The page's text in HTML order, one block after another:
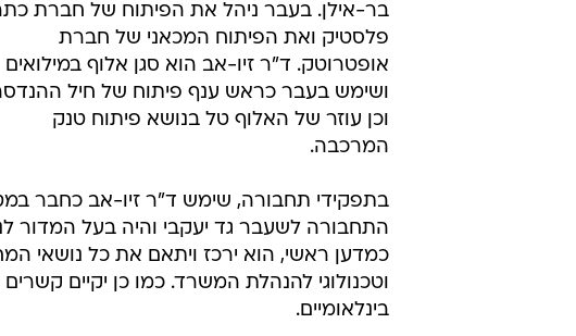
בר-אילן. בעבר ניהל את הפיתוח של חברת
פלסטיק ואת הפיתוח המכאני של חברת
אופטרוטק. ד"ר זיו-אב הוא סגן אלוף במילואים
ושימש בעבר כראש ענף פיתוח של חיל
וכן עוזר של האלוף טל בנושא פיתוח טנק
המרכבה.
בתפקידי תחבורה, שימש ד"ר זיו-אב כחבר
התחבורה לשעבר גד יעקבי והיה בעל המדור
כמדען ראשי, הוא ירכז ויתאם את כל נושאי
וטכנולוגי להנהלת המשרד. כמו כן יקיים
בינלאומיים.